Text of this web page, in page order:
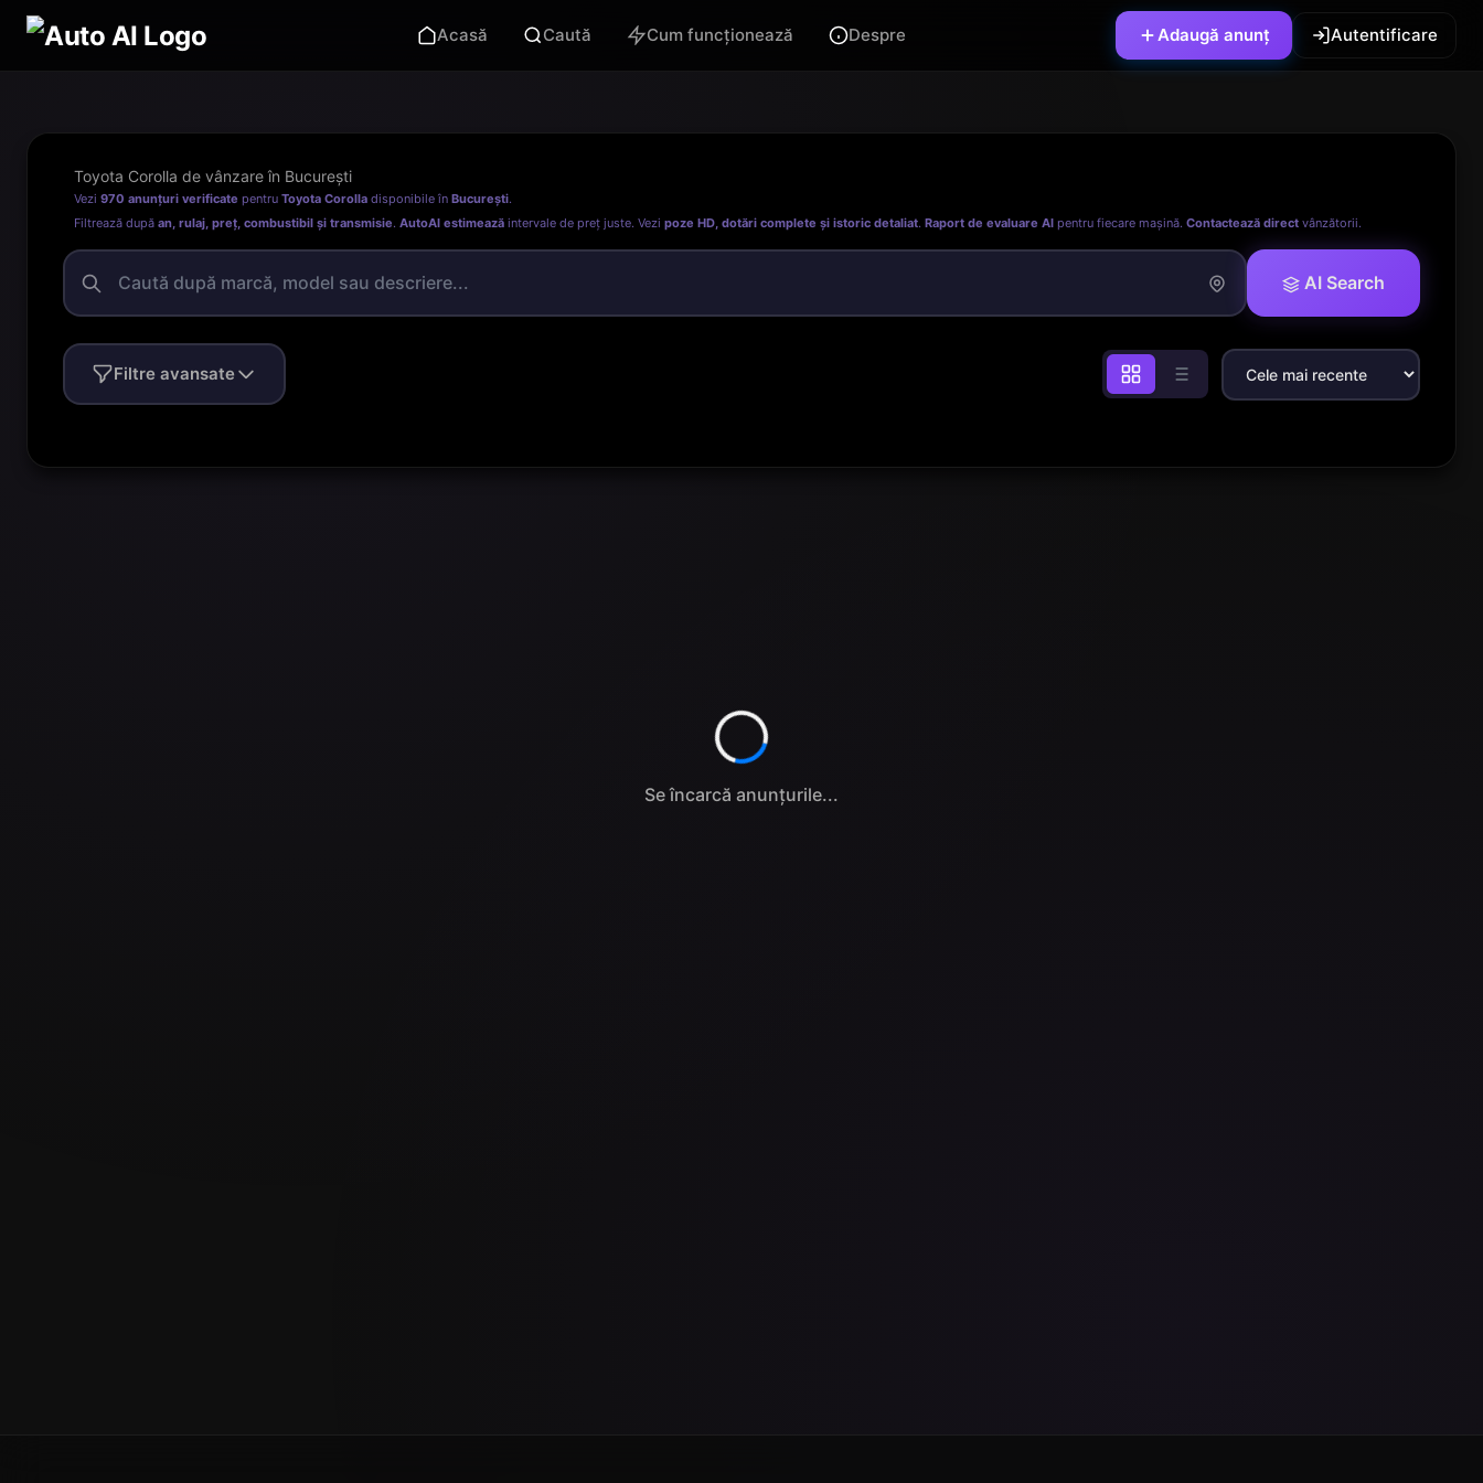
Acasă Caută Cum funcționează Despre Adaugă anunț Autentificare
Toyota Corolla de vânzare în București
Vezi 970 anunțuri verificate pentru Toyota Corolla disponibile în București.
Filtrează după an, rulaj, preț, combustibil și transmisie. AutoAI estimează intervale de preț juste. Vezi poze HD, dotări complete și istoric detaliat. Raport de evaluare AI pentru fiecare mașină. Contactează direct vânzătorii.
AI Search
Filtre avansate
Se încarcă anunțurile...